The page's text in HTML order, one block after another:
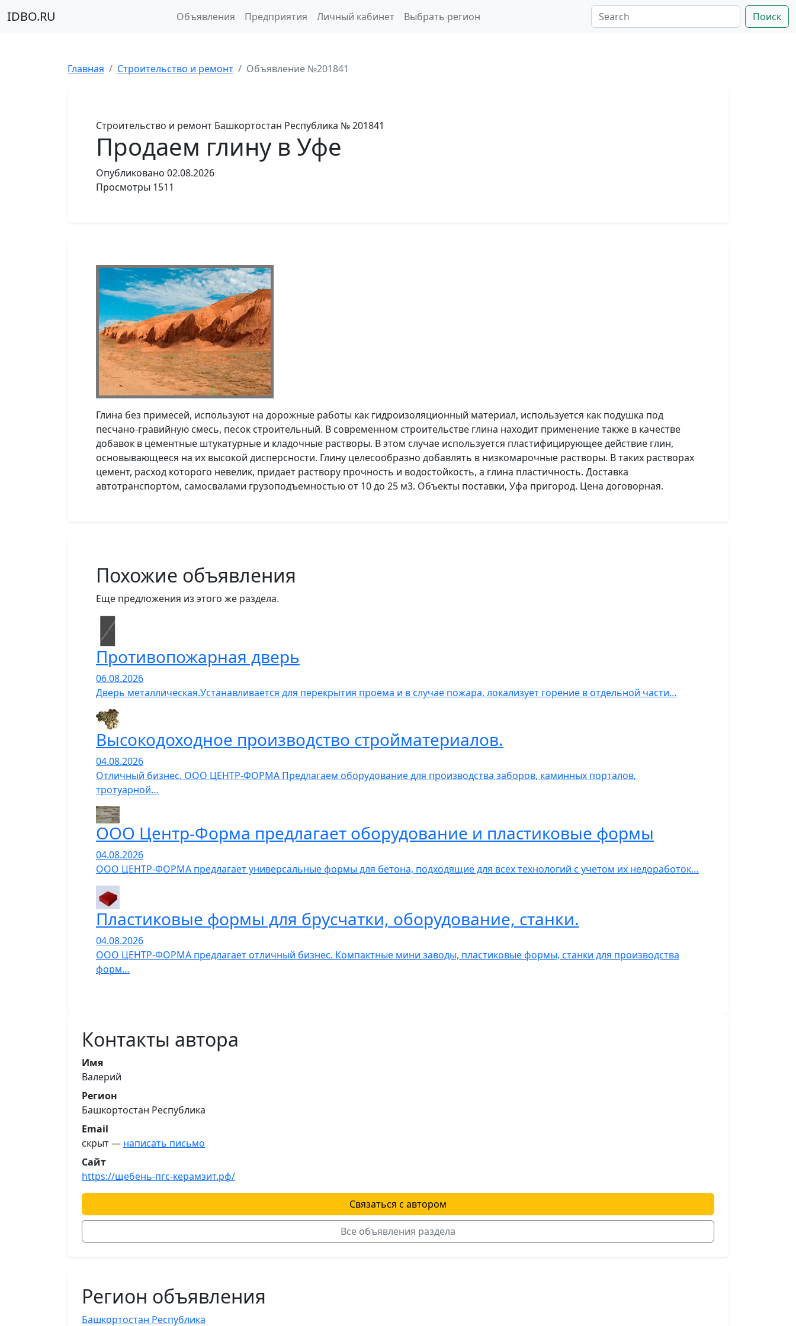
IDBO.RU Объявления Предприятия Личный кабинет Выбрать регион Поиск
Главная Строительство и ремонт Объявление №201841
Строительство и ремонт Башкортостан Республика № 201841
Продаем глину в Уфе
Опубликовано 02.08.2026
Просмотры 1511
Глина без примесей, используют на дорожные работы как гидроизоляционный материал, используется как подушка под
песчано-гравийную смесь, песок строительный. В современном строительстве глина находит применение также в качестве
добавок в цементные штукатурные и кладочные растворы. В этом случае используется пластифицирующее действие глин,
основывающееся на их высокой дисперсности. Глину целесообразно добавлять в низкомарочные растворы. В таких растворах
цемент, расход которого невелик, придает раствору прочность и водостойкость, а глина пластичность. Доставка
автотранспортом, самосвалами грузоподъемностью от 10 до 25 м3. Объекты поставки, Уфа пригород. Цена договорная.
Похожие объявления
Еще предложения из этого же раздела.
Противопожарная дверь
06.08.2026
Дверь металлическая.Устанавливается для перекрытия проема и в случае пожара, локализует горение в отдельной части…
Высокодоходное производство стройматериалов.
04.08.2026
Отличный бизнес. ООО ЦЕНТР-ФОРМА Предлагаем оборудование для производства заборов, каминных порталов,
тротуарной…
ООО Центр-Форма предлагает оборудование и пластиковые формы
04.08.2026
ООО ЦЕНТР-ФОРМА предлагает универсальные формы для бетона, подходящие для всех технологий с учетом их недоработок…
Пластиковые формы для брусчатки, оборудование, станки.
04.08.2026
ООО ЦЕНТР-ФОРМА предлагает отличный бизнес. Компактные мини заводы, пластиковые формы, станки для производства
форм…
Контакты автора
Имя
Валерий
Регион
Башкортостан Республика
Email
скрыт — написать письмо
Сайт
https://щебень-пгс-керамзит.рф/
Связаться с автором
Все объявления раздела
Регион объявления
Башкортостан Республика